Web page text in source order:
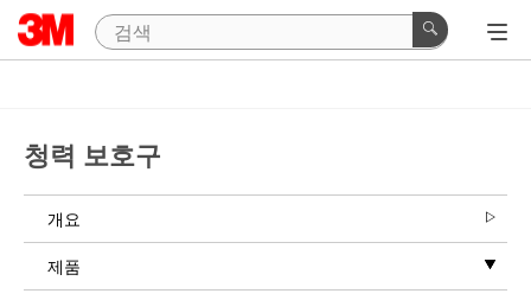
청력 보호구
개요
제품